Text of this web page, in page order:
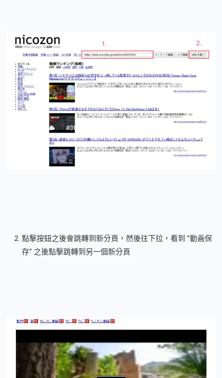
點擊按鈕之後會跳轉到新分頁，然後往下拉，看到 ”動画保
存“ 之後點擊跳轉到另一個新分頁